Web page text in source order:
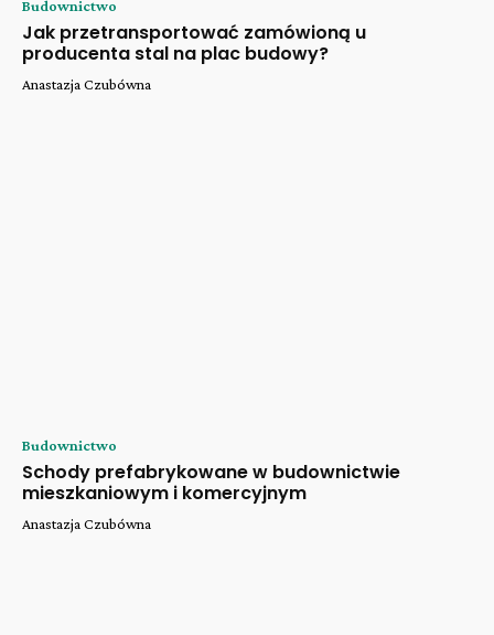
Budownictwo
Jak przetransportować zamówioną u
producenta stal na plac budowy?
Anastazja Czubówna
Budownictwo
Schody prefabrykowane w budownictwie
mieszkaniowym i komercyjnym
Anastazja Czubówna